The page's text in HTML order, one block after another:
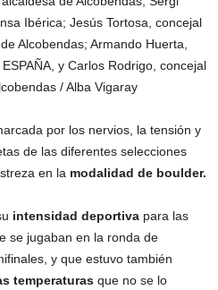
Ibérica; Jesús Tortosa, concejal
Alcobendas; Armando Huerta,
y Carlos Rodrigo, concejal
/ Alba Vigaray
por los nervios, la tensión y
de las diferentes selecciones
en la modalidad de boulder.
intensidad deportiva para las
se jugaban en la ronda de
y que estuvo también
temperaturas que no se lo